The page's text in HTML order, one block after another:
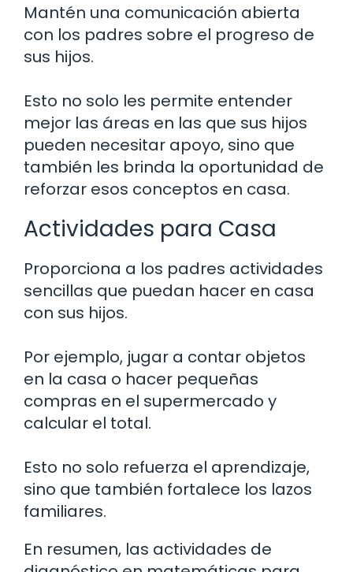
Mantén una comunicación abierta
con los padres sobre el progreso de
sus hijos.
Esto no solo les permite entender
mejor las áreas en las que sus hijos
pueden necesitar apoyo, sino que
también les brinda la oportunidad de
reforzar esos conceptos en casa.
Actividades para Casa
Proporciona a los padres actividades
sencillas que puedan hacer en casa
con sus hijos.
Por ejemplo, jugar a contar objetos
en la casa o hacer pequeñas
compras en el supermercado y
calcular el total.
Esto no solo refuerza el aprendizaje,
sino que también fortalece los lazos
familiares.
En resumen, las actividades de